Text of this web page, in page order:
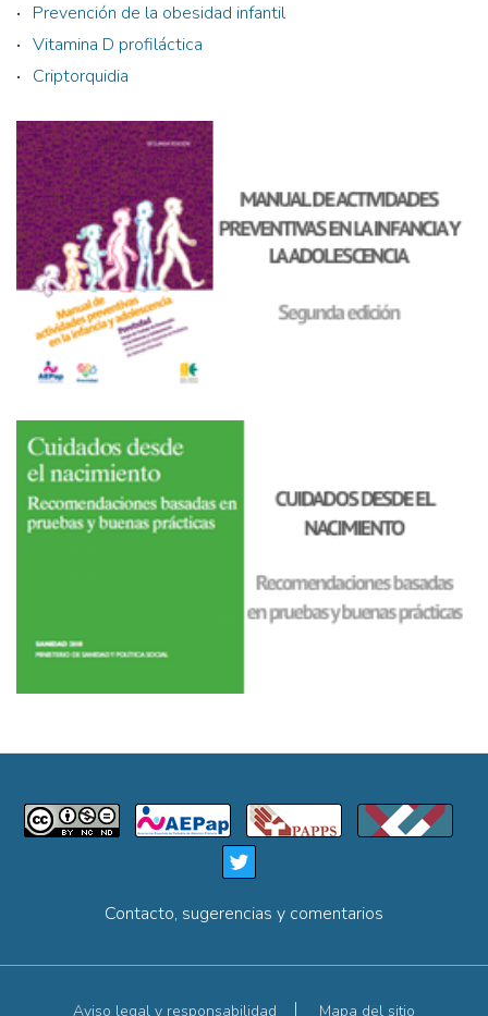
Prevención de la obesidad infantil
Vitamina D profiláctica
Criptorquidia
Contacto, sugerencias y comentarios
Aviso legal y responsabilidad
Mapa del sitio